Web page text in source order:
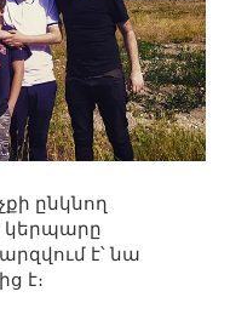
ընկնող
կերպարը
է՝ նա
է։